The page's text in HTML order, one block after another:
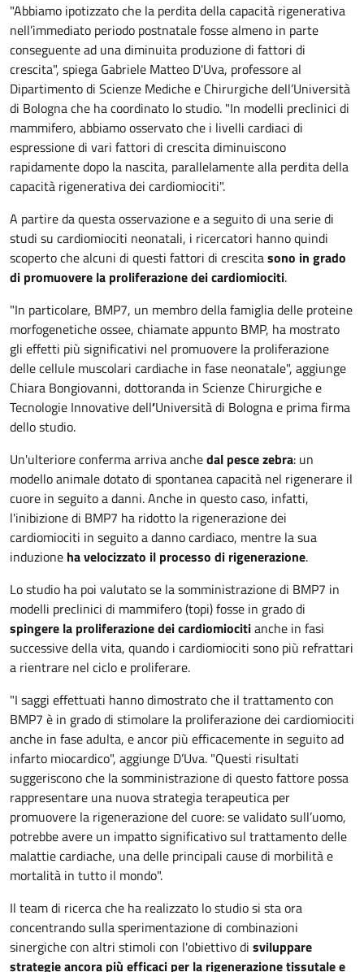
"Abbiamo ipotizzato che la perdita della capacità rigenerativa
nell’immediato periodo postnatale fosse almeno in parte
conseguente ad una diminuita produzione di fattori di
crescita", spiega Gabriele Matteo D'Uva, professore al
Dipartimento di Scienze Mediche e Chirurgiche dell’Università
di Bologna che ha coordinato lo studio. "In modelli preclinici di
mammifero, abbiamo osservato che i livelli cardiaci di
espressione di vari fattori di crescita diminuiscono
rapidamente dopo la nascita, parallelamente alla perdita della
capacità rigenerativa dei cardiomiociti".
A partire da questa osservazione e a seguito di una serie di
studi su cardiomiociti neonatali, i ricercatori hanno quindi
scoperto che alcuni di questi fattori di crescitasono in grado
di promuovere la proliferazione dei cardiomiociti.
"In particolare, BMP7, un membro della famiglia delle proteine
morfogenetiche ossee, chiamate appunto BMP, ha mostrato
gli effetti più significativi nel promuovere la proliferazione
delle cellule muscolari cardiache in fase neonatale", aggiunge
Chiara Bongiovanni, dottoranda in Scienze Chirurgiche e
Tecnologie Innovative dell’Università di Bologna e prima firma
dello studio.
Un'ulteriore conferma arriva anchedal pesce zebra: un
modello animale dotato di spontanea capacità nel rigenerare il
cuore in seguito a danni. Anche in questo caso, infatti,
l'inibizione di BMP7 ha ridotto la rigenerazione dei
cardiomiociti in seguito a danno cardiaco, mentre la sua
induzione ha velocizzato il processo di rigenerazione.
Lo studio ha poi valutato se la somministrazione di BMP7 in
modelli preclinici di mammifero (topi) fosse in grado di
spingere la proliferazione dei cardiomiocitianche in fasi
successive della vita, quando i cardiomiociti sono più refrattari
a rientrare nel ciclo e proliferare.
"I saggi effettuati hanno dimostrato che il trattamento con
BMP7 è in grado di stimolare la proliferazione dei cardiomiociti
anche in fase adulta, e ancor più efficacemente in seguito ad
infarto miocardico", aggiunge D’Uva. "Questi risultati
suggeriscono che la somministrazione di questo fattore possa
rappresentare una nuova strategia terapeutica per
promuovere la rigenerazione del cuore: se validato sull’uomo,
potrebbe avere un impatto significativo sul trattamento delle
malattie cardiache, una delle principali cause di morbilità e
mortalità in tutto il mondo".
Il team di ricerca che ha realizzato lo studio si sta ora
concentrando sulla sperimentazione di combinazioni
sinergiche con altri stimoli con l'obiettivo di sviluppare
strategie ancora più efficaci per la rigenerazione tissutale e